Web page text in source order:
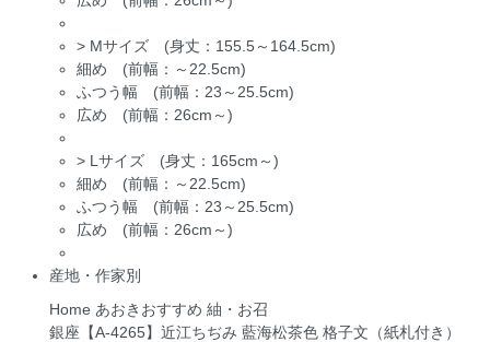
> Mサイズ (身丈：155.5～164.5cm)
細め (前幅：～22.5cm)
ふつう幅 (前幅：23～25.5cm)
広め (前幅：26cm～)
> Lサイズ (身丈：165cm～)
細め (前幅：～22.5cm)
ふつう幅 (前幅：23～25.5cm)
広め (前幅：26cm～)
産地・作家別
Home あおきおすすめ 紬・お召
銀座【A-4265】近江ちぢみ 藍海松茶色 格子文（紙札付き）